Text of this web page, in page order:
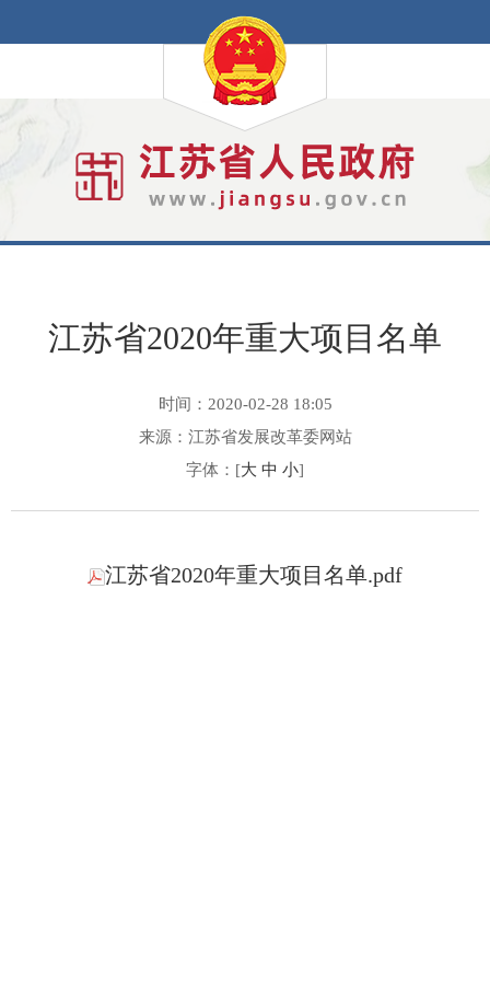
江苏省2020年重大项目名单
时间：2020-02-28 18:05
来源：江苏省发展改革委网站
字体：[大 中 小]
江苏省2020年重大项目名单.pdf